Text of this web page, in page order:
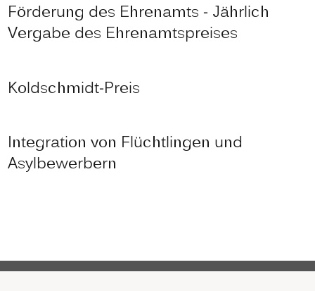
Förderung des Ehrenamts - Jährlich
Vergabe des Ehrenamtspreises
Koldschmidt-Preis
Integration von Flüchtlingen und
Asylbewerbern